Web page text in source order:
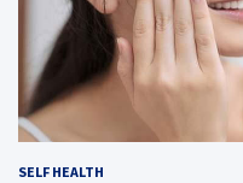
SELF HEALTH